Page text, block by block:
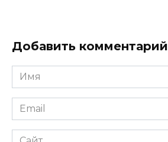
Добавить комментарий
Имя
*
Email
*
Сайт